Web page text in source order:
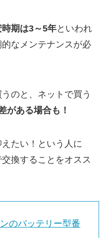
期は3～5年といわれ
なメンテナンスが必
のと、ネットで買う
がある場合も！
たい！という人に
換することをオスス
のバッテリー型番